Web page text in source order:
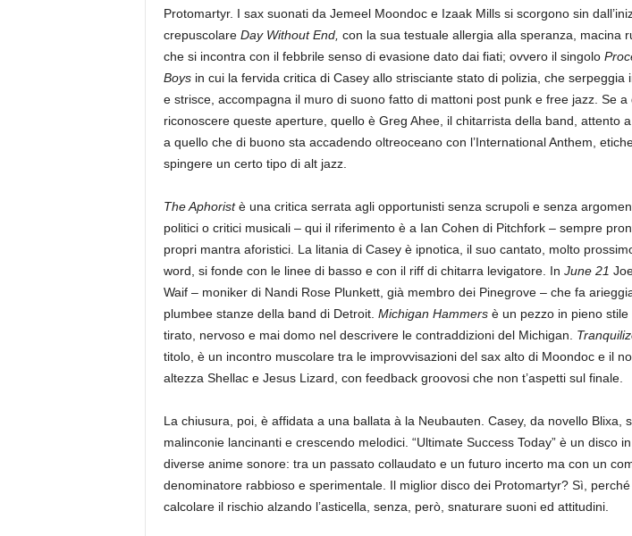
Protomartyr. I sax suonati da Jemeel Moondoc e Izaak Mills si scorgono sin
crepuscolare Day Without End, con la sua testuale allergia alla speranza, macina
che si incontra con il febbrile senso di evasione dato dai fiati; ovvero il singolo
Boys in cui la fervida critica di Casey allo strisciante stato di polizia, che serpeggia
e strisce, accompagna il muro di suono fatto di mattoni post punk e free jazz. Se a
riconoscere queste aperture, quello è Greg Ahee, il chitarrista della band, attento a
a quello che di buono sta accadendo oltreoceano con l’International Anthem,
spingere un certo tipo di alt jazz.
The Aphoristè una critica serrata agli opportunisti senza scrupoli e senza
politici o critici musicali – qui il riferimento è a Ian Cohen di Pitchfork – sempre
propri mantra aforistici. La litania di Casey è ipnotica, il suo cantato, molto
word, si fonde con le linee di basso e con il riff di chitarra levigatore. In June 21
Waif – moniker di Nandi Rose Plunkett, già membro dei Pinegrove – che fa
plumbee stanze della band di Detroit. Michigan Hammers è un pezzo in pieno stile
tirato, nervoso e mai domo nel descrivere le contraddizioni del Michigan.
titolo, è un incontro muscolare tra le improvvisazioni del sax alto di Moondoc e il
altezza Shellac e Jesus Lizard, con feedback groovosi che non t’aspetti sul finale.
La chiusura, poi, è affidata a una ballata à la Neubauten. Casey, da novello Blixa,
malinconie lancinanti e crescendo melodici. “Ultimate Success Today” è un disco
diverse anime sonore: tra un passato collaudato e un futuro incerto ma con un
denominatore rabbioso e sperimentale. Il miglior disco dei Protomartyr? Sì,
calcolare il rischio alzando l’asticella, senza, però, snaturare suoni ed attitudini.